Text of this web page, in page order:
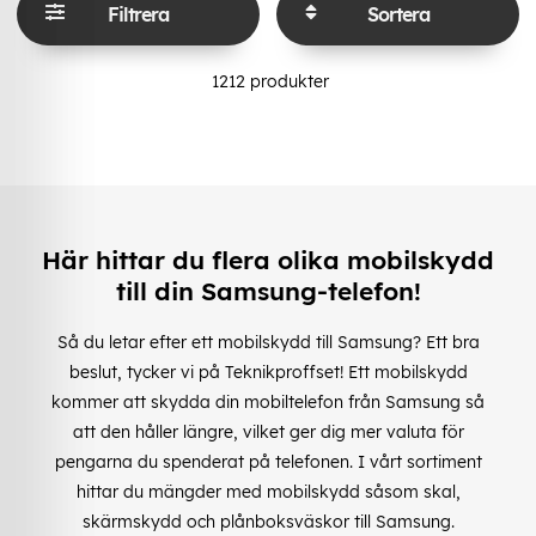
Filtrera Sortera
1212 produkter
Här hittar du flera olika mobilskydd
till din Samsung-telefon!
Så du letar efter ett mobilskydd till Samsung? Ett bra
beslut, tycker vi på Teknikproffset! Ett mobilskydd
kommer att skydda din mobiltelefon från Samsung så
att den håller längre, vilket ger dig mer valuta för
pengarna du spenderat på telefonen. I vårt sortiment
hittar du mängder med mobilskydd såsom skal,
skärmskydd och plånboksväskor till Samsung.